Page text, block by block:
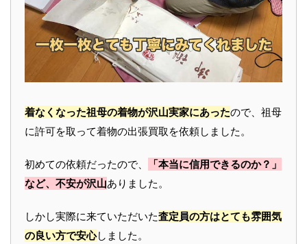
着なくなった祖母の着物が沢山実家にあったので、祖母
に許可を取って着物の出張買取を依頼しました。
初めての依頼だったので、
「本当に信用できるのか？」
など、不安が沢山ありました。
しかし実際に来ていただいた査定員の方はとても雰囲気
の良い方で安心しました。